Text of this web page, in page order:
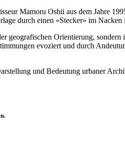
Mamoru Oshii aus dem Jahre
durch einen «Stecker» im Nacken
geografischen Orientierung,
evoziert und durch
und Bedeutung urbaner